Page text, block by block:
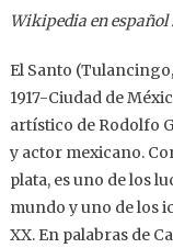
Wikipedia en español .
El Santo
1917-Ciudad de
artístico de Rodolfo
y actor mexicano.
plata, es uno de los
mundo y uno de los
XX. En palabras de